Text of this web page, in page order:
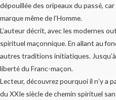
dépouillée des oripeaux du passé, car
marque même de l’Homme.
L’auteur décrit, avec les modernes
spirituel maçonnique. En allant au
autres traditions initiatiques.
liberté du Franc-maçon.
Lecteur, découvrez pourquoi il n’y a
du XXIe siècle de chemin spirituel